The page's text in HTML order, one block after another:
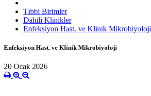
Tıbbi Birimler
Dahili Klinikler
Enfeksiyon Hast. ve Klinik Mikrobiyoloji
Enfeksiyon Hast. ve Klinik Mikrobiyoloji
20 Ocak 2026